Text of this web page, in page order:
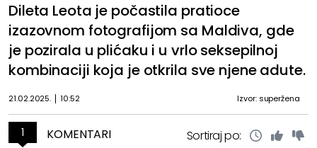
Dileta Leota je počastila pratioce
izazovnom fotografijom sa Maldiva, gde
je pozirala u plićaku i u vrlo seksepilnoj
kombinaciji koja je otkrila sve njene adute.
21.02.2025. 10:52 Izvor: superžena
1 KOMENTARI Sortiraj po: